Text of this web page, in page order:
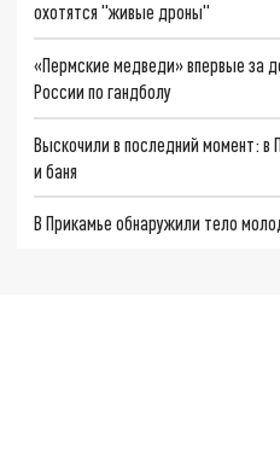
охотятся "живые дроны"
«Пермские медведи» впервые за
России по гандболу
Выскочили в последний момент: в
и баня
В Прикамье обнаружили тело